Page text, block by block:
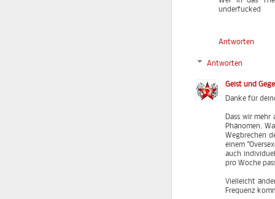
underfucked
Antworten
Antworten
Geist und
Danke für
Dass wir
Phänomen.
Wegbrechen
einem
auch
pro Woche
Vielleicht
Frequenz